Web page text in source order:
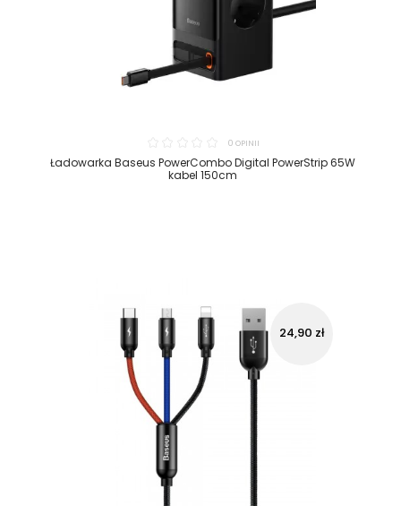
0 OPINII
Ładowarka Baseus PowerCombo Digital PowerStrip 65W
kabel 150cm
24,90 zł